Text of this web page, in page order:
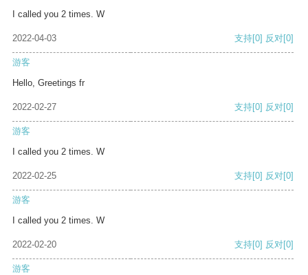
I called you 2 times. W
2022-04-03 支持[0] 反对[0]
游客
Hello, Greetings fr
2022-02-27 支持[0] 反对[0]
游客
I called you 2 times. W
2022-02-25 支持[0] 反对[0]
游客
I called you 2 times. W
2022-02-20 支持[0] 反对[0]
游客